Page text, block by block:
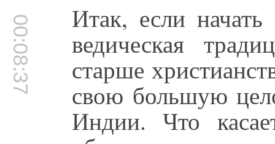
00:08:37 Итак, если
ведическая
старше
свою большую
Индии. Что